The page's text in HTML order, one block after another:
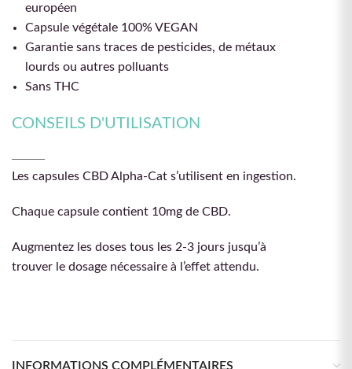
européen
Capsule végétale 100% VEGAN
Garantie sans traces de pesticides, de métaux
lourds ou autres polluants
Sans THC
CONSEILS D'UTILISATION
Les capsules CBD Alpha-Cat s’utilisent en ingestion.
Chaque capsule contient 10mg de CBD.
Augmentez les doses tous les 2-3 jours jusqu’à
trouver le dosage nécessaire à l’effet attendu.
INFORMATIONS COMPLÉMENTAIRES